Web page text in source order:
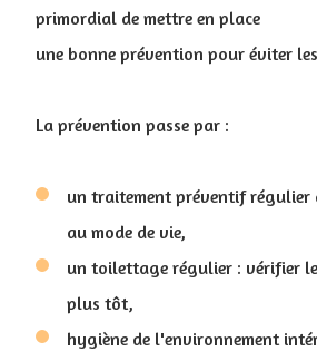
primordial de mettre en place
une bonne prévention pour éviter
La prévention passe par :
un traitement préventif régulier
au mode de vie,
un toilettage régulier : vérifier
plus tôt,
hygiène de l'environnement